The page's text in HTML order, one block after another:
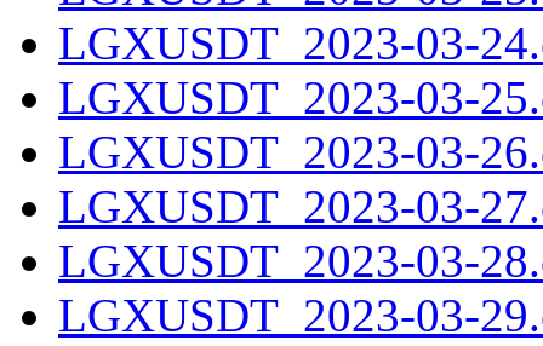
LGXUSDT_2023-03-
LGXUSDT_2023-03-
LGXUSDT_2023-03-
LGXUSDT_2023-03-
LGXUSDT_2023-03-
LGXUSDT_2023-03-